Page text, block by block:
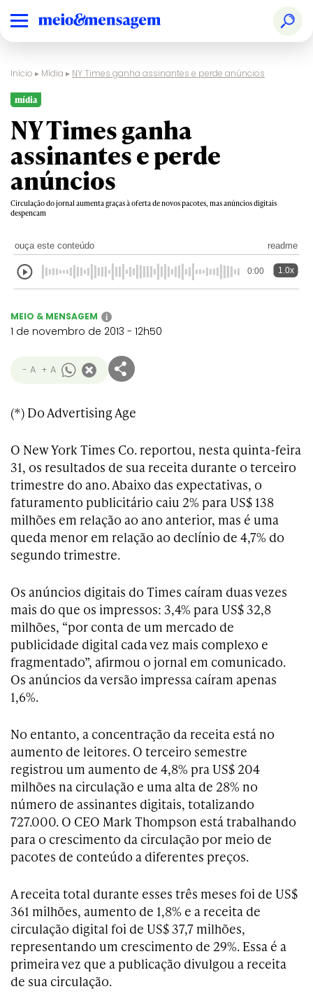
Início ▸ Mídia ▸ NY Times ganha assinantes e perde anúncios
mídia
NY Times ganha
assinantes e perde
anúncios
Circulação do jornal aumenta graças à oferta de novos pacotes, mas anúncios digitais
despencam
ouça este conteúdo readme
0:00 1.0x
MEIO & MENSAGEM i
1 de novembro de 2013 - 12h50
- A + A
(*) Do Advertising Age
O New York Times Co. reportou, nesta quinta-feira
31, os resultados de sua receita durante o terceiro
trimestre do ano. Abaixo das expectativas, o
faturamento publicitário caiu 2% para US$ 138
milhões em relação ao ano anterior, mas é uma
queda menor em relação ao declínio de 4,7% do
segundo trimestre.
Os anúncios digitais do Times caíram duas vezes
mais do que os impressos: 3,4% para US$ 32,8
milhões, “por conta de um mercado de
publicidade digital cada vez mais complexo e
fragmentado”, afirmou o jornal em comunicado.
Os anúncios da versão impressa caíram apenas
1,6%.
No entanto, a concentração da receita está no
aumento de leitores. O terceiro semestre
registrou um aumento de 4,8% pra US$ 204
milhões na circulação e uma alta de 28% no
número de assinantes digitais, totalizando
727.000. O CEO Mark Thompson está trabalhando
para o crescimento da circulação por meio de
pacotes de conteúdo a diferentes preços.
A receita total durante esses três meses foi de US$
361 milhões, aumento de 1,8% e a receita de
circulação digital foi de US$ 37,7 milhões,
representando um crescimento de 29%. Essa é a
primeira vez que a publicação divulgou a receita
de sua circulação.